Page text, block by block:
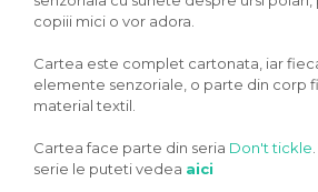
copiii mici o vor adora.
Cartea este complet cartonata, iar
elemente senzoriale, o parte din corp
material textil.
Cartea face parte din seria Don't tickle
serie le puteti vedea aici